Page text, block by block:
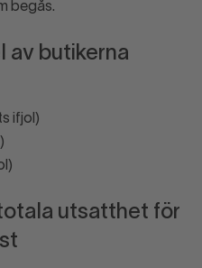
begås.
av butikerna
ifjol)
utsatthet för